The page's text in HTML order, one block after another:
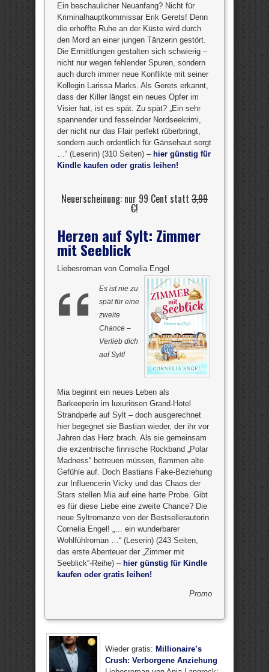
Ein beschaulicher Neuanfang? Nicht für
Kriminalhauptkommissar Erik Gerets! Denn
die erhoffte Ruhe an der Küste wird durch
den Mord an einer jungen Tänzerin gestört.
Die Ermittlungen gestalten sich schwierig –
nicht nur wegen fehlender Spuren, sondern
auch durch immer neue Konflikte mit seiner
Kollegin Larissa Marks. Als Gerets erkannt,
dass der Killer längst ein neues Opfer im
Visier hat, ist es spät. Zu spät? „Ein sehr
spannender und fesselnder Nordseekrimi,
der nicht nur das Flair perfekt rüberbringt,
sondern auch ordentlich für Gänsehaut sorgt
…“ (Leserin) (310 Seiten) – hier günstig für
Kindle kaufen oder gratis leihen!
Neuerscheinung: nur 99 Cent statt 3,99
€!
Herzen auf Sylt: Zimmer
mit Seeblick
Liebesroman von Cornelia Engel
Es ist nie zu
spät für eine
zweite
Chance –
Verlieb dich
auf Sylt!
Mia beginnt ein neues Leben als
Barkeeperin im luxuriösen Grand-Hotel
Strandperle auf Sylt – doch ausgerechnet
hier begegnet sie Bastian wieder, der ihr vor
Jahren das Herz brach. Als sie gemeinsam
die exzentrische finnische Rockband „Polar
Madness“ betreuen müssen, flammen alte
Gefühle auf. Doch Bastians Fake-Beziehung
zur Influencerin Vicky und das Chaos der
Stars stellen Mia auf eine harte Probe. Gibt
es für diese Liebe eine zweite Chance? Die
neue Syltromanze von der Bestsellerautorin
Cornelia Engel! „… ein wunderbarer
Wohlfühlroman …“ (Leserin) (243 Seiten,
das erste Abenteuer der „Zimmer mit
Seeblick“-Reihe) – hier günstig für Kindle
kaufen oder gratis leihen!
Promo
Wieder gratis: Millionaire’s
Crush: Verborgene Anziehung